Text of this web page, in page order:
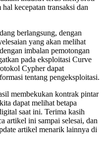
kecepatan transaksi dan
berlangsung, dengan
yang akan melihat
imbalan pemotongan
pada eksploitasi Curve
Cypher dapat
tentang pengeksploitasi.
membekukan kontrak pintar
dapat melihat betapa
saat ini. Terima kasih
artikel ini sampai selesai, dan
artikel menarik lainnya di